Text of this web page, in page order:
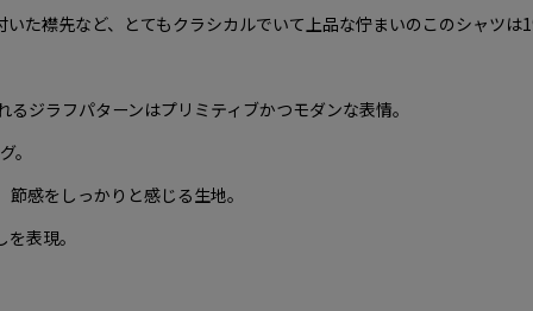
た襟先など、とてもクラシカルでいて上品な佇まいのこのシャツ
ジラフパターンはプリミティブかつモダンな表情。
。
感をしっかりと感じる生地。
表現。